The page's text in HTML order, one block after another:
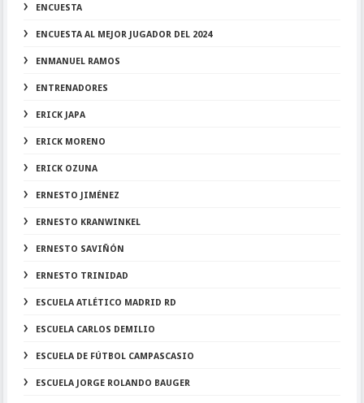
ENCUESTA
ENCUESTA AL MEJOR JUGADOR DEL 2024
ENMANUEL RAMOS
ENTRENADORES
ERICK JAPA
ERICK MORENO
ERICK OZUNA
ERNESTO JIMÉNEZ
ERNESTO KRANWINKEL
ERNESTO SAVIÑÓN
ERNESTO TRINIDAD
ESCUELA ATLÉTICO MADRID RD
ESCUELA CARLOS DEMILIO
ESCUELA DE FÚTBOL CAMPASCASIO
ESCUELA JORGE ROLANDO BAUGER